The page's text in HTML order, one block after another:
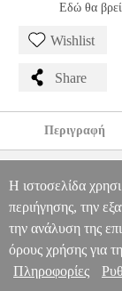
Εδώ θα
Wishlist
Share
Περιγραφή
MSC.302503
ΚΡΟΥΣΤΩΝ
Πληροφορίες &
Η ιστοσελίδα
περιήγησης, την
την ανάλυση της
όρους χρήσης για
Πληροφορίες